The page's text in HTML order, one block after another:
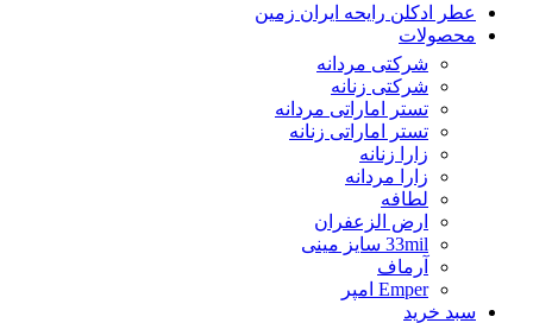
عطر ادکلن رایحه ایران زمین
محصولات
شرکتی مردانه
شرکتی زنانه
تستر اماراتی مردانه
تستر اماراتی زنانه
زارا زنانه
زارا مردانه
لطافه
ارض الزعفران
33mil سایز مینی
آرماف
Emper امپر
سبد خرید